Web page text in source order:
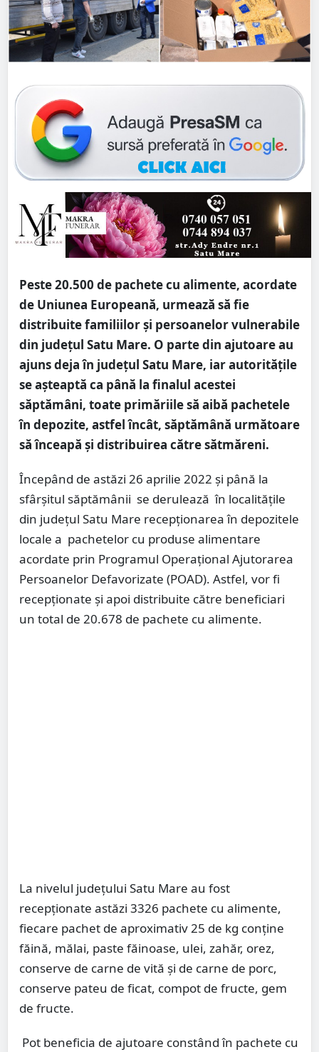
Peste 20.500 de pachete cu alimente, acordate
de Uniunea Europeană, urmează să fie
distribuite familiilor și persoanelor vulnerabile
din județul Satu Mare. O parte din ajutoare au
ajuns deja în județul Satu Mare, iar autoritățile
se așteaptă ca până la finalul acestei
săptămâni, toate primăriile să aibă pachetele
în depozite, astfel încât, săptămână următoare
să înceapă și distribuirea către sătmăreni.
Începând de astăzi 26 aprilie 2022 și până la
sfârșitul săptămânii se derulează în localitățile
din județul Satu Mare recepționarea în depozitele
locale a pachetelor cu produse alimentare
acordate prin Programul Operațional Ajutorarea
Persoanelor Defavorizate (POAD). Astfel, vor fi
recepționate și apoi distribuite către beneficiari
un total de 20.678 de pachete cu alimente.
La nivelul județului Satu Mare au fost
recepționate astăzi 3326 pachete cu alimente,
fiecare pachet de aproximativ 25 de kg conține
făină, mălai, paste făinoase, ulei, zahăr, orez,
conserve de carne de vită și de carne de porc,
conserve pateu de ficat, compot de fructe, gem
de fructe.
Pot beneficia de ajutoare constând în pachete cu